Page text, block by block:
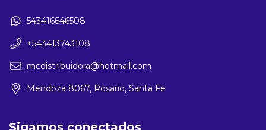
543416646508
+543413743108
mcdistribuidora@hotmail.com
Mendoza 8067, Rosario, Santa Fe
Sigamos conectados